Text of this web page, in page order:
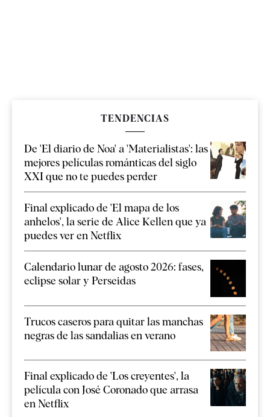
TENDENCIAS
De 'El diario de Noa' a 'Materialistas': las
mejores películas románticas del siglo
XXI que no te puedes perder
Final explicado de 'El mapa de los
anhelos', la serie de Alice Kellen que ya
puedes ver en Netflix
Calendario lunar de agosto 2026: fases,
eclipse solar y Perseidas
Trucos caseros para quitar las manchas
negras de las sandalias en verano
Final explicado de 'Los creyentes', la
película con José Coronado que arrasa
en Netflix